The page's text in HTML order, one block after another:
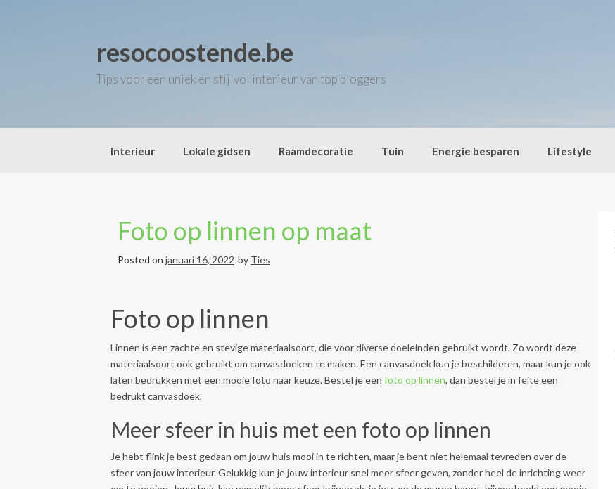
resocoostende.be
Tips voor een uniek en stijlvol interieur van top bloggers
Interieur Lokale gidsen Raamdecoratie Tuin Energie besparen Lifestyle
Foto op linnen op maat
Posted on januari 16, 2022 by Ties
Foto op linnen
Linnen is een zachte en stevige materiaalsoort, die voor diverse doeleinden gebruikt wordt. Zo wordt deze
materiaalsoort ook gebruikt om canvasdoeken te maken. Een canvasdoek kun je beschilderen, maar kun je ook
laten bedrukken met een mooie foto naar keuze. Bestel je een foto op linnen, dan bestel je in feite een
bedrukt canvasdoek.
Meer sfeer in huis met een foto op linnen
Je hebt flink je best gedaan om jouw huis mooi in te richten, maar je bent niet helemaal tevreden over de
sfeer van jouw interieur. Gelukkig kun je jouw interieur snel meer sfeer geven, zonder heel de inrichting weer